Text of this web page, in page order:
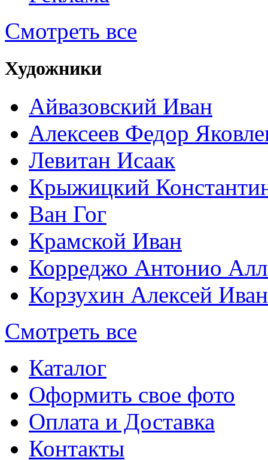
Смотреть все
Художники
Айвазовский Иван
Алексеев Федор
Левитан Исаак
Крыжицкий
Ван Гог
Крамской Иван
Корреджо Антонио
Корзухин Алексей
Смотреть все
Каталог
Оформить свое фото
Оплата и Доставка
Контакты